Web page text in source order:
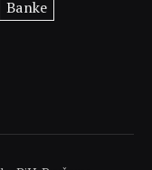
Banke